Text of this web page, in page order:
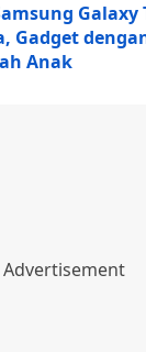
Galaxy
Gadget
Anak